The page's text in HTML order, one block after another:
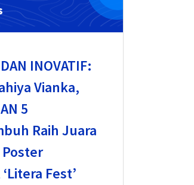
INOVATIF:
Vianka,
5
Raih Juara
Poster
Fest’